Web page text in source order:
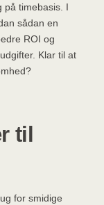
på timebasis. I
sådan en
ROI og
Klar til at
til
for smidige